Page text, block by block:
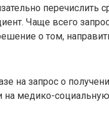
перечислить
Чаще всего
о том,
на запрос о
на медико-